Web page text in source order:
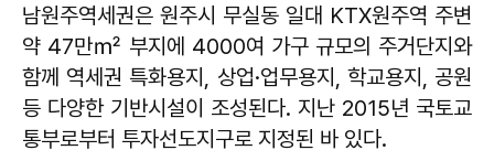
남원주역세권은 원주시 무실동 일대 KTX원주역 주변
약 47만㎡ 부지에 4000여 가구 규모의 주거단지와
함께 역세권 특화용지, 상업·업무용지, 학교용지, 공원
등 다양한 기반시설이 조성된다. 지난 2015년 국토교
통부로부터 투자선도지구로 지정된 바 있다.